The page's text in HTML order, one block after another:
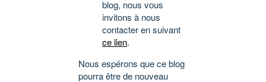
blog, nous vous
invitons à nous
contacter en suivant
ce lien.
Nous espérons que ce blog
pourra être de nouveau